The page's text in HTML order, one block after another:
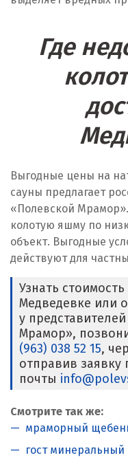
Где
Выгодные цены на
сауны предлагает
«Полевской
колотую яшму по
объект. Выгодные
действуют для
Узнать
Медведевке или
у
Мрамор»,
(963) 038 52 15,
отправив заявку
почты
Смотрите так же:
мраморный
гост